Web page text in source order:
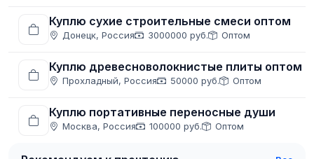
Куплю сухие строительные смеси оптом
Донецк, Россия 3000000 руб. Оптом
Куплю древесноволокнистые плиты оптом
Прохладный, Россия 50000 руб. Оптом
Куплю портативные переносные души
Москва, Россия 100000 руб. Оптом